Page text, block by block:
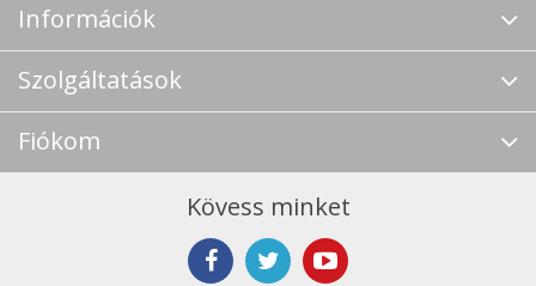
Információk
Szolgáltatások
Fiókom
Kövess minket